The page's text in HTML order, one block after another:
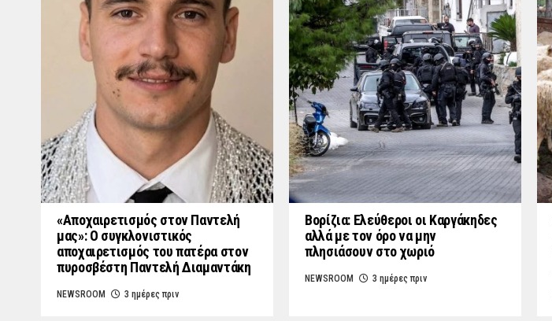
«Aποχαιρετισμός στον Παντελή
μας»: Ο συγκλονιστικός
αποχαιρετισμός του πατέρα στον
πυροσβέστη Παντελή Διαμαντάκη
NEWSROOM 3 ημέρες πριν
Βορίζια: Ελεύθεροι οι Καργάκηδες
αλλά με τον όρο να μην
πλησιάσουν στο χωριό
NEWSROOM 3 ημέρες πριν